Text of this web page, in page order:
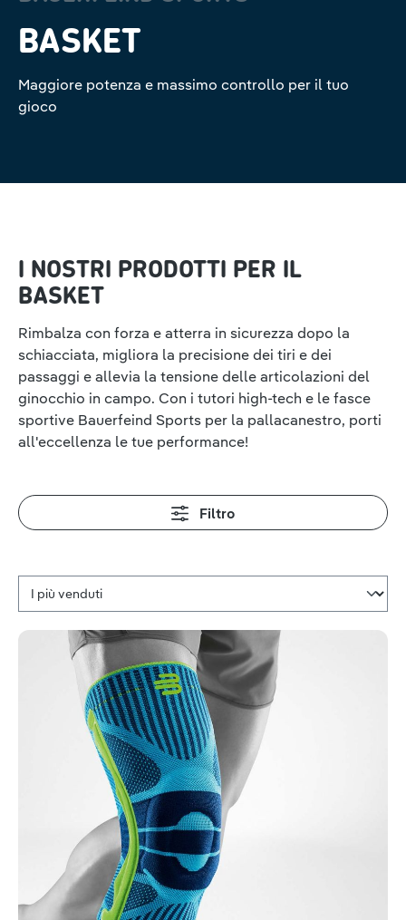
BASKET
Maggiore potenza e massimo controllo per il tuo
gioco
I NOSTRI PRODOTTI PER IL
BASKET
Rimbalza con forza e atterra in sicurezza dopo la
schiacciata, migliora la precisione dei tiri e dei
passaggi e allevia la tensione delle articolazioni del
ginocchio in campo. Con i tutori high-tech e le fasce
sportive Bauerfeind Sports per la pallacanestro, porti
all'eccellenza le tue performance!
Filtro